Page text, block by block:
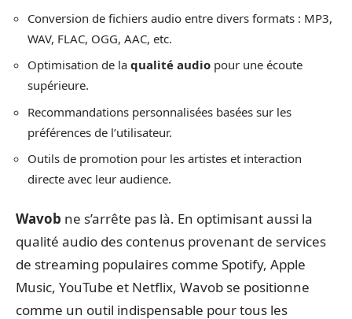
Conversion de fichiers audio entre divers formats : MP3,
WAV, FLAC, OGG, AAC, etc.
Optimisation de la qualité audio pour une écoute
supérieure.
Recommandations personnalisées basées sur les
préférences de l’utilisateur.
Outils de promotion pour les artistes et interaction
directe avec leur audience.
Wavob ne s’arrête pas là. En optimisant aussi la
qualité audio des contenus provenant de services
de streaming populaires comme Spotify, Apple
Music, YouTube et Netflix, Wavob se positionne
comme un outil indispensable pour tous les